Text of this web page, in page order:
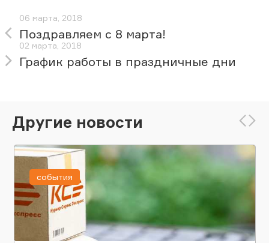
06 марта, 2018
Поздравляем с 8 марта!
02 марта, 2018
График работы в праздничные дни
Другие новости
события